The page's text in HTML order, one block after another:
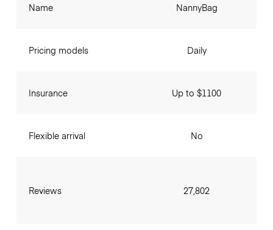
Name
Pricing models
Insurance
Flexible arrival
Reviews
NannyBag
Daily
Up to $1100
No
27,802